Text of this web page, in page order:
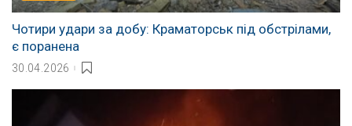
Чотири удари за добу: Краматорськ під обстрілами,
є поранена
30.04.2026